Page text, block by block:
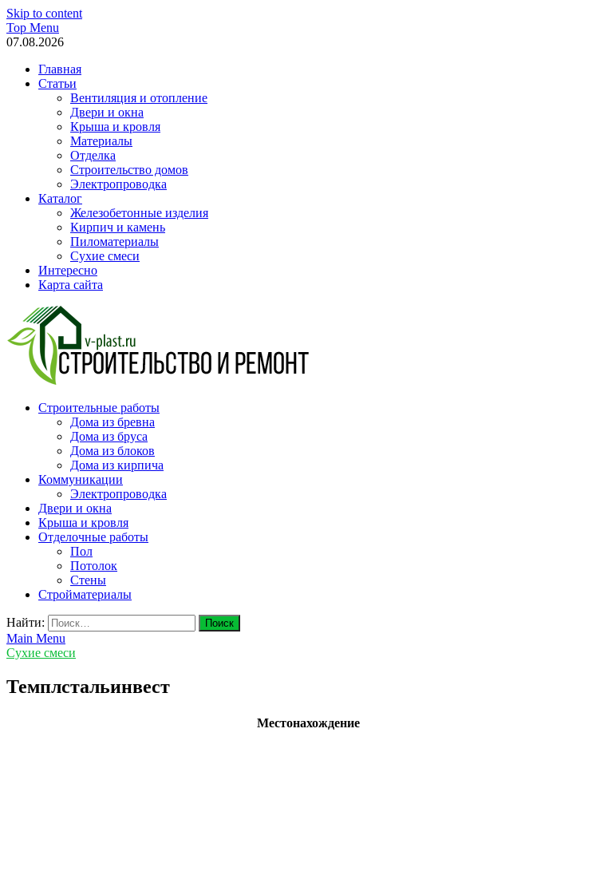
Skip to content
Top Menu
07.08.2026
Главная
Статьи
Вентиляция и отопление
Двери и окна
Крыша и кровля
Материалы
Отделка
Строительство домов
Электропроводка
Каталог
Железобетонные изделия
Кирпич и камень
Пиломатериалы
Сухие смеси
Интересно
Карта сайта
v-plast.ru Строительство и ремонт
Строительные работы
Дома из бревна
Дома из бруса
Дома из блоков
Дома из кирпича
Коммуникации
Электропроводка
Двери и окна
Крыша и кровля
Отделочные работы
Пол
Потолок
Стены
Стройматериалы
Найти:
Main Menu
Сухие смеси
Темплстальинвест
Местонахождение